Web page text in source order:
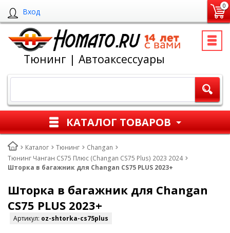
Вход
0
Тюнинг | Автоаксессуары
КАТАЛОГ ТОВАРОВ
Каталог Тюнинг
Changan
Тюнинг Чанган CS75 Плюс (Changan CS75 Plus) 2023 2024
Шторка в багажник для Changan CS75 PLUS 2023+
Шторка в багажник для Changan
CS75 PLUS 2023+
Артикул: oz-shtorka-cs75plus